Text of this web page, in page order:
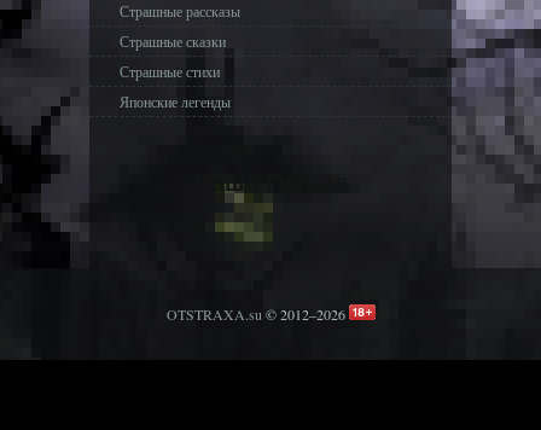
Страшные рассказы
Страшные сказки
Страшные стихи
Японские легенды
Наша Группа
OTSTRAXA.su © 2012–2026